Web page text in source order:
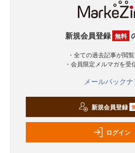
新規会員登録 無料
・全ての過去記事が閲
・会員限定メルマガを受
メールバック
新規会員登録
ログイン